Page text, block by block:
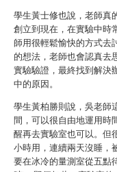
學生黃士修也說，老師真
創立到現在，在實驗中時
師用很輕鬆愉快的方式去
的想法，老師也會認真去
實驗驗證，最終找到解決
中的原因。
學生黃柏勝則說，吳老師
間，可以很自由地運用時
醒再去實驗室也可以。但
小時用，連續兩天沒睡，
要在冰冷的量測室從五點